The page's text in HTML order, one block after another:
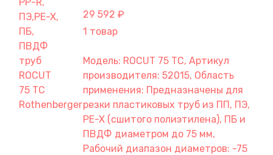
29 592 ₽
1 товар
Модель: ROCUT 75 ТС, Артикул
производителя: 52015, Область
применения: Предназначены для
резки пластиковых труб из ПП, ПЭ,
PE-X (сшитого полиэтилена), ПБ и
ПВДФ диаметром до 75 мм,
Рабочий диапазон диаметров: -75